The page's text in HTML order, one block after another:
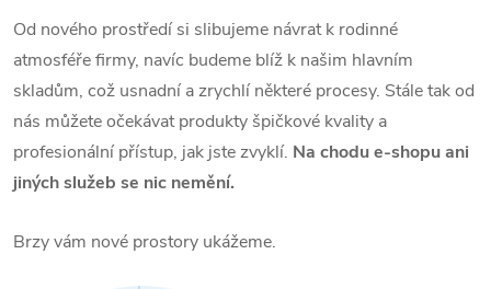
Od nového prostředí si slibujeme návrat k rodinné
atmosféře firmy, navíc budeme blíž k našim hlavním
skladům, což usnadní a zrychlí některé procesy. Stále tak od
nás můžete očekávat produkty špičkové kvality a
profesionální přístup, jak jste zvyklí. Na chodu e-shopu ani
jiných služeb se nic nemění.
Brzy vám nové prostory ukážeme.